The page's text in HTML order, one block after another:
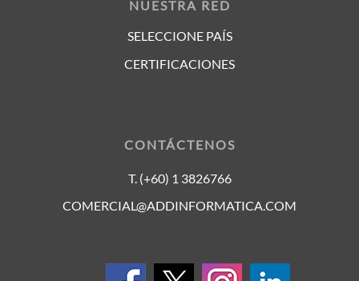
NUESTRA RED
SELECCIONE PAÍS
CERTIFICACIONES
CONTÁCTENOS
T. (+60) 1 3826766
COMERCIAL@ADDINFORMATICA.COM